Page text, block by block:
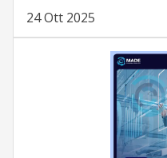
24 Ott 2025